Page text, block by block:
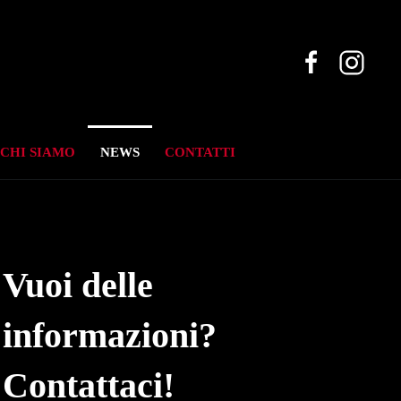
CHI SIAMO NEWS CONTATTI
Vuoi delle
informazioni?
Contattaci!